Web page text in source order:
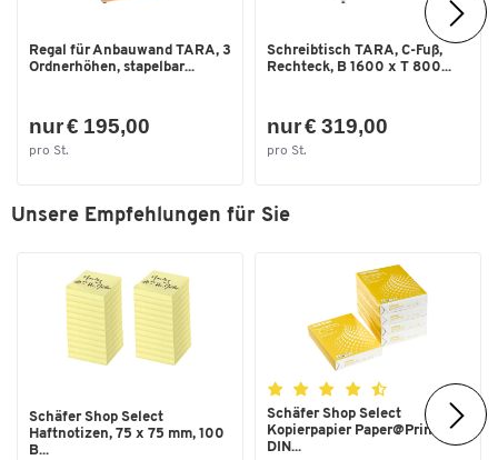
Regal für Anbauwand TARA, 3
Ordnerhöhen, stapelbar...
nur € 195,00
pro St.
Schreibtisch TARA, C-Fuß,
Rechteck, B 1600 x T 800...
nur € 319,00
pro St.
Unsere Empfehlungen für Sie
Schäfer Shop Select
Haftnotizen, 75 x 75 mm, 100
B...
Schäfer Shop Select
Kopierpapier Paper@Print,
DIN...